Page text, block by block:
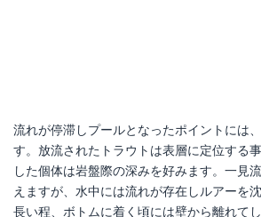
流れが停滞しプールとなったポイントには
す。放流されたトラウトは表層に定位する
した個体は岩盤際の深みを好みます。一見
えますが、水中には流れが存在しルアーを
長い程、ボトムに着く頃には壁から離れてし